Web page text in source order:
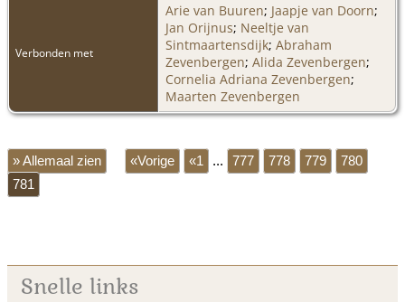
Verbonden met
Arie van Buuren; Jaapje van Doorn;
Jan Orijnus; Neeltje van
Sintmaartensdijk; Abraham
Zevenbergen; Alida Zevenbergen;
Cornelia Adriana Zevenbergen;
Maarten Zevenbergen
» Allemaal zien «Vorige «1 ... 777 778 779
780
781
Snelle links